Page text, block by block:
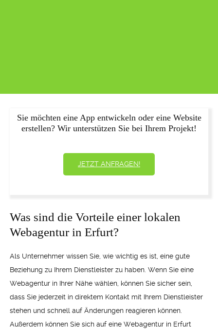
Sie möchten eine App entwickeln oder eine Website
erstellen? Wir unterstützen Sie bei Ihrem Projekt!
JETZT ANFRAGEN!
Was sind die Vorteile einer lokalen
Webagentur in Erfurt?
Als Unternehmer wissen Sie, wie wichtig es ist, eine gute
Beziehung zu Ihrem Dienstleister zu haben. Wenn Sie eine
Webagentur in Ihrer Nähe wählen, können Sie sicher sein,
dass Sie jederzeit in direktem Kontakt mit Ihrem Dienstleister
stehen und schnell auf Änderungen reagieren können.
Außerdem können Sie sich auf eine Webagentur in Erfurt